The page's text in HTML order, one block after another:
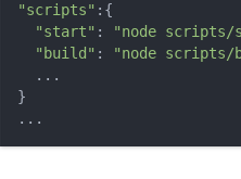
"scripts" :{
"start" : "node
"build" : "node
  ...
}
...